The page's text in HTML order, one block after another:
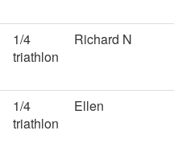
1/4
triathlon
Richard N
1/4
triathlon
Ellen